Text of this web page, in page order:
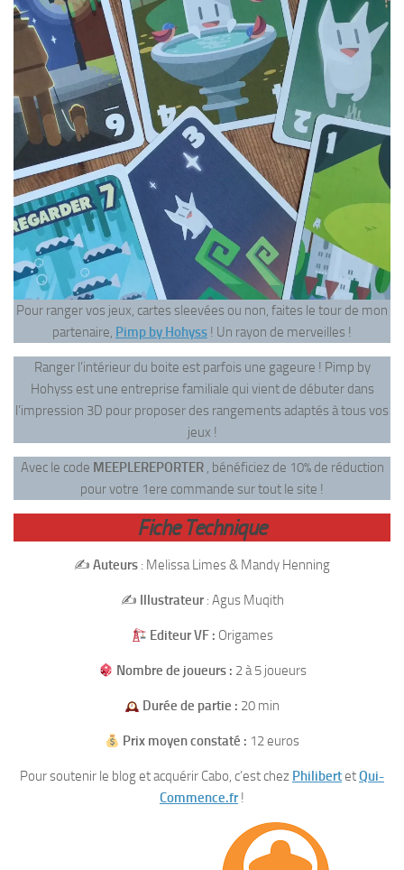
Pour ranger vos jeux, cartes sleevées ou non, faites le tour de mon
partenaire, Pimp by Hohyss ! Un rayon de merveilles !
Ranger l’intérieur du boite est parfois une gageure ! Pimp by
Hohyss est une entreprise familiale qui vient de débuter dans
l’impression 3D pour proposer des rangements adaptés à tous vos
jeux !
Avec le code MEEPLEREPORTER, bénéficiez de 10% de réduction
pour votre 1ere commande sur tout le site !
Fiche Technique
✍️ Auteurs : Melissa Limes & Mandy Henning
✍️ Illustrateur: Agus Muqith
Editeur VF : Origames
Nombre de joueurs : 2 à 5 joueurs
Durée de partie : 20 min
Prix moyen constaté : 12 euros
Pour soutenir le blog et acquérir Cabo, c’est chez PhilibertetQui-
Commence.fr!